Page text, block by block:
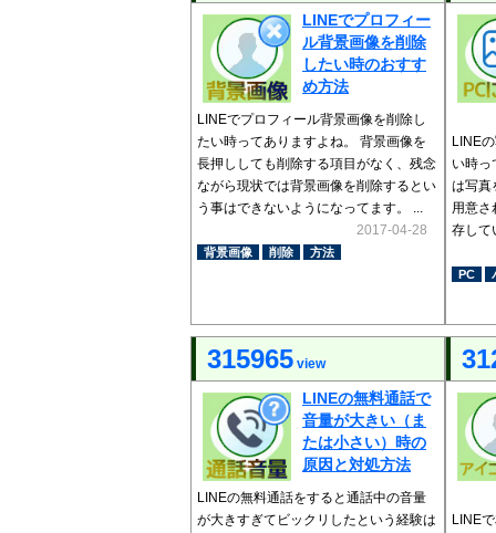
LINEでプロフィー
ル背景画像を削除
したい時のおすす
め方法
LINEでプロフィール背景画像を削除し
たい時ってありますよね。 背景画像を
長押ししても削除する項目がなく、残念
ながら現状では背景画像を削除するとい
う事はできないようになってます。 ...
2017-04-28
背景画像 削除 方法
LINE
い時っ
は写真
用意さ
存して
PC
315965 view
LINEの無料通話で
音量が大きい（ま
たは小さい）時の
原因と対処方法
LINEの無料通話をすると通話中の音量
が大きすぎてビックリしたという経験は
LINE